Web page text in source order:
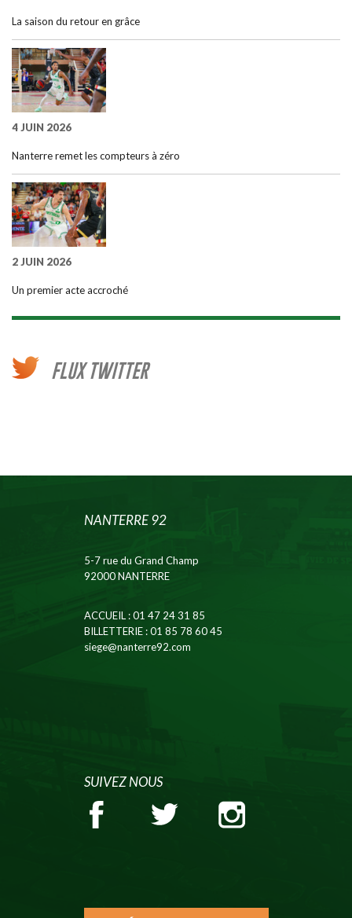
La saison du retour en grâce
4 JUIN 2026
Nanterre remet les compteurs à zéro
2 JUIN 2026
Un premier acte accroché
FLUX TWITTER
NANTERRE 92
5-7 rue du Grand Champ
92000 NANTERRE
ACCUEIL: 01 47 24 31 85
BILLETTERIE: 01 85 78 60 45
siege@nanterre92.com
SUIVEZ NOUS